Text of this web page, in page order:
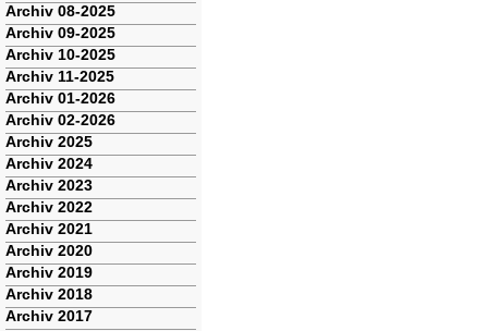
Archiv 08-2025
Archiv 09-2025
Archiv 10-2025
Archiv 11-2025
Archiv 01-2026
Archiv 02-2026
Archiv 2025
Archiv 2024
Archiv 2023
Archiv 2022
Archiv 2021
Archiv 2020
Archiv 2019
Archiv 2018
Archiv 2017